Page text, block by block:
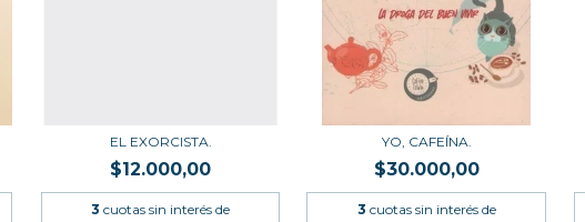
EL EXORCISTA.
$12.000,00
3 cuotas sin interés de
YO, CAFEÍNA.
$30.000,00
3 cuotas sin interés de